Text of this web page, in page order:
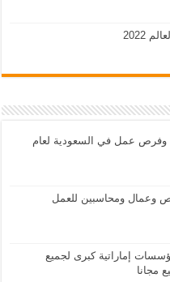
2022
وظائف متنوعة وفرص عمل في السعودية لعام
لسائق خاص وعمال ومحاسبين للعمل
لدى شركات ومؤسسات إماراتية كبرى لجميع
مجانا